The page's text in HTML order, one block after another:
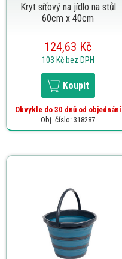
Kryt síťový na jídlo na stůl
60cm x 40cm
124,63 Kč
103 Kč bez DPH
Koupit
Obvykle do 30 dnů od objednání
Obj. číslo: 318287